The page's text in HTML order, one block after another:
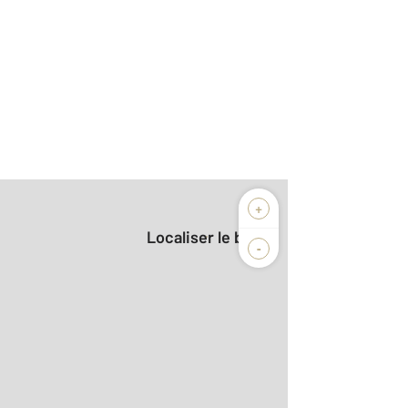
+
-
Localiser le bien